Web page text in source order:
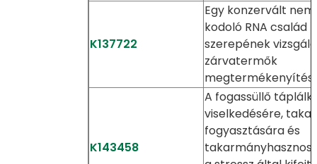
K137722
Egy konzervált
kodoló RNA család
szerepének
zárvatermők
K143458
A fogassüllő
viselkedésére,
fogyasztására és